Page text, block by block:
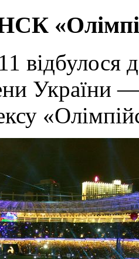
відбулося
України